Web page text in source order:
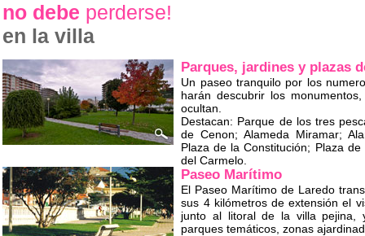
no debe perderse!
en la villa
Parques, jardines y plazas
Un paseo tranquilo por los
harán descubrir los
ocultan.
Destacan: Parque de los tres
de Cenon; Alameda Miramar;
Plaza de la Constitución; Plaza
del Carmelo.
Paseo Marítimo
El Paseo Marítimo de Laredo
sus 4 kilómetros de extensión el
junto al litoral de la villa pejina,
parques temáticos, zonas